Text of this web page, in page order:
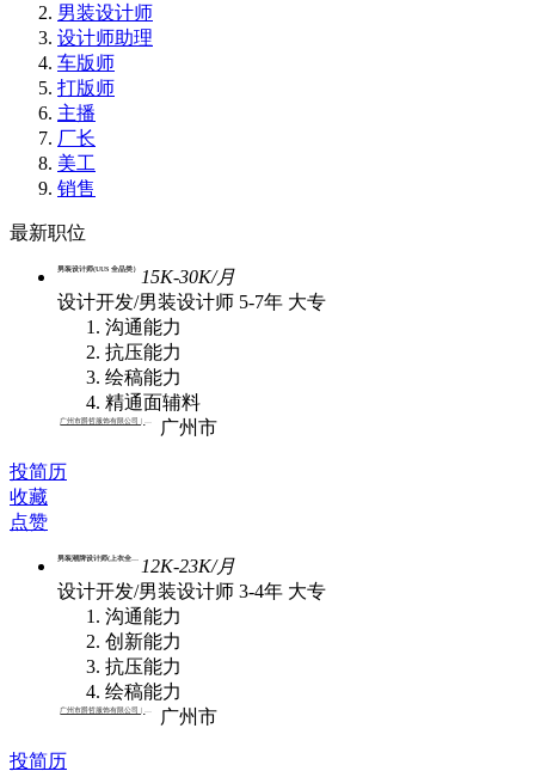
男装设计师
设计师助理
车版师
打版师
主播
厂长
美工
销售
最新职位
男装设计师(UUS 全品类）
15K-30K/月
设计开发/男装设计师 5-7年 大专
沟通能力
抗压能力
绘稿能力
精通面辅料
广州市
投简历
收藏
点赞
12K-23K/月
设计开发/男装设计师 3-4年 大专
沟通能力
创新能力
抗压能力
绘稿能力
广州市
投简历